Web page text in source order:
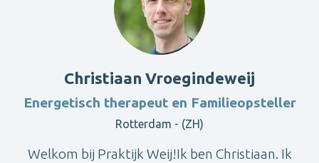
Christiaan Vroegindeweij
Energetisch therapeut en Familieopsteller
Rotterdam - (ZH)
Welkom bij Praktijk Weij!Ik ben Christiaan. Ik